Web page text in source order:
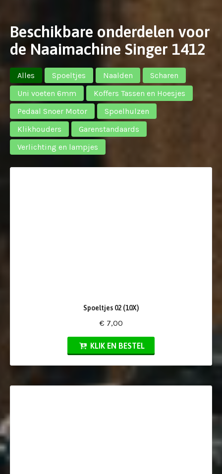
Beschikbare onderdelen voor
de Naaimachine Singer 1412
Alles Spoeltjes Naalden
Scharen
Uni voeten 6mm
Koffers Tassen en Hoesjes
Pedaal Snoer Motor
Spoelhulzen
Klikhouders
Garenstandaards
Verlichting en lampjes
Spoeltjes 02 (10X)
€ 7,00
KLIK EN BESTEL